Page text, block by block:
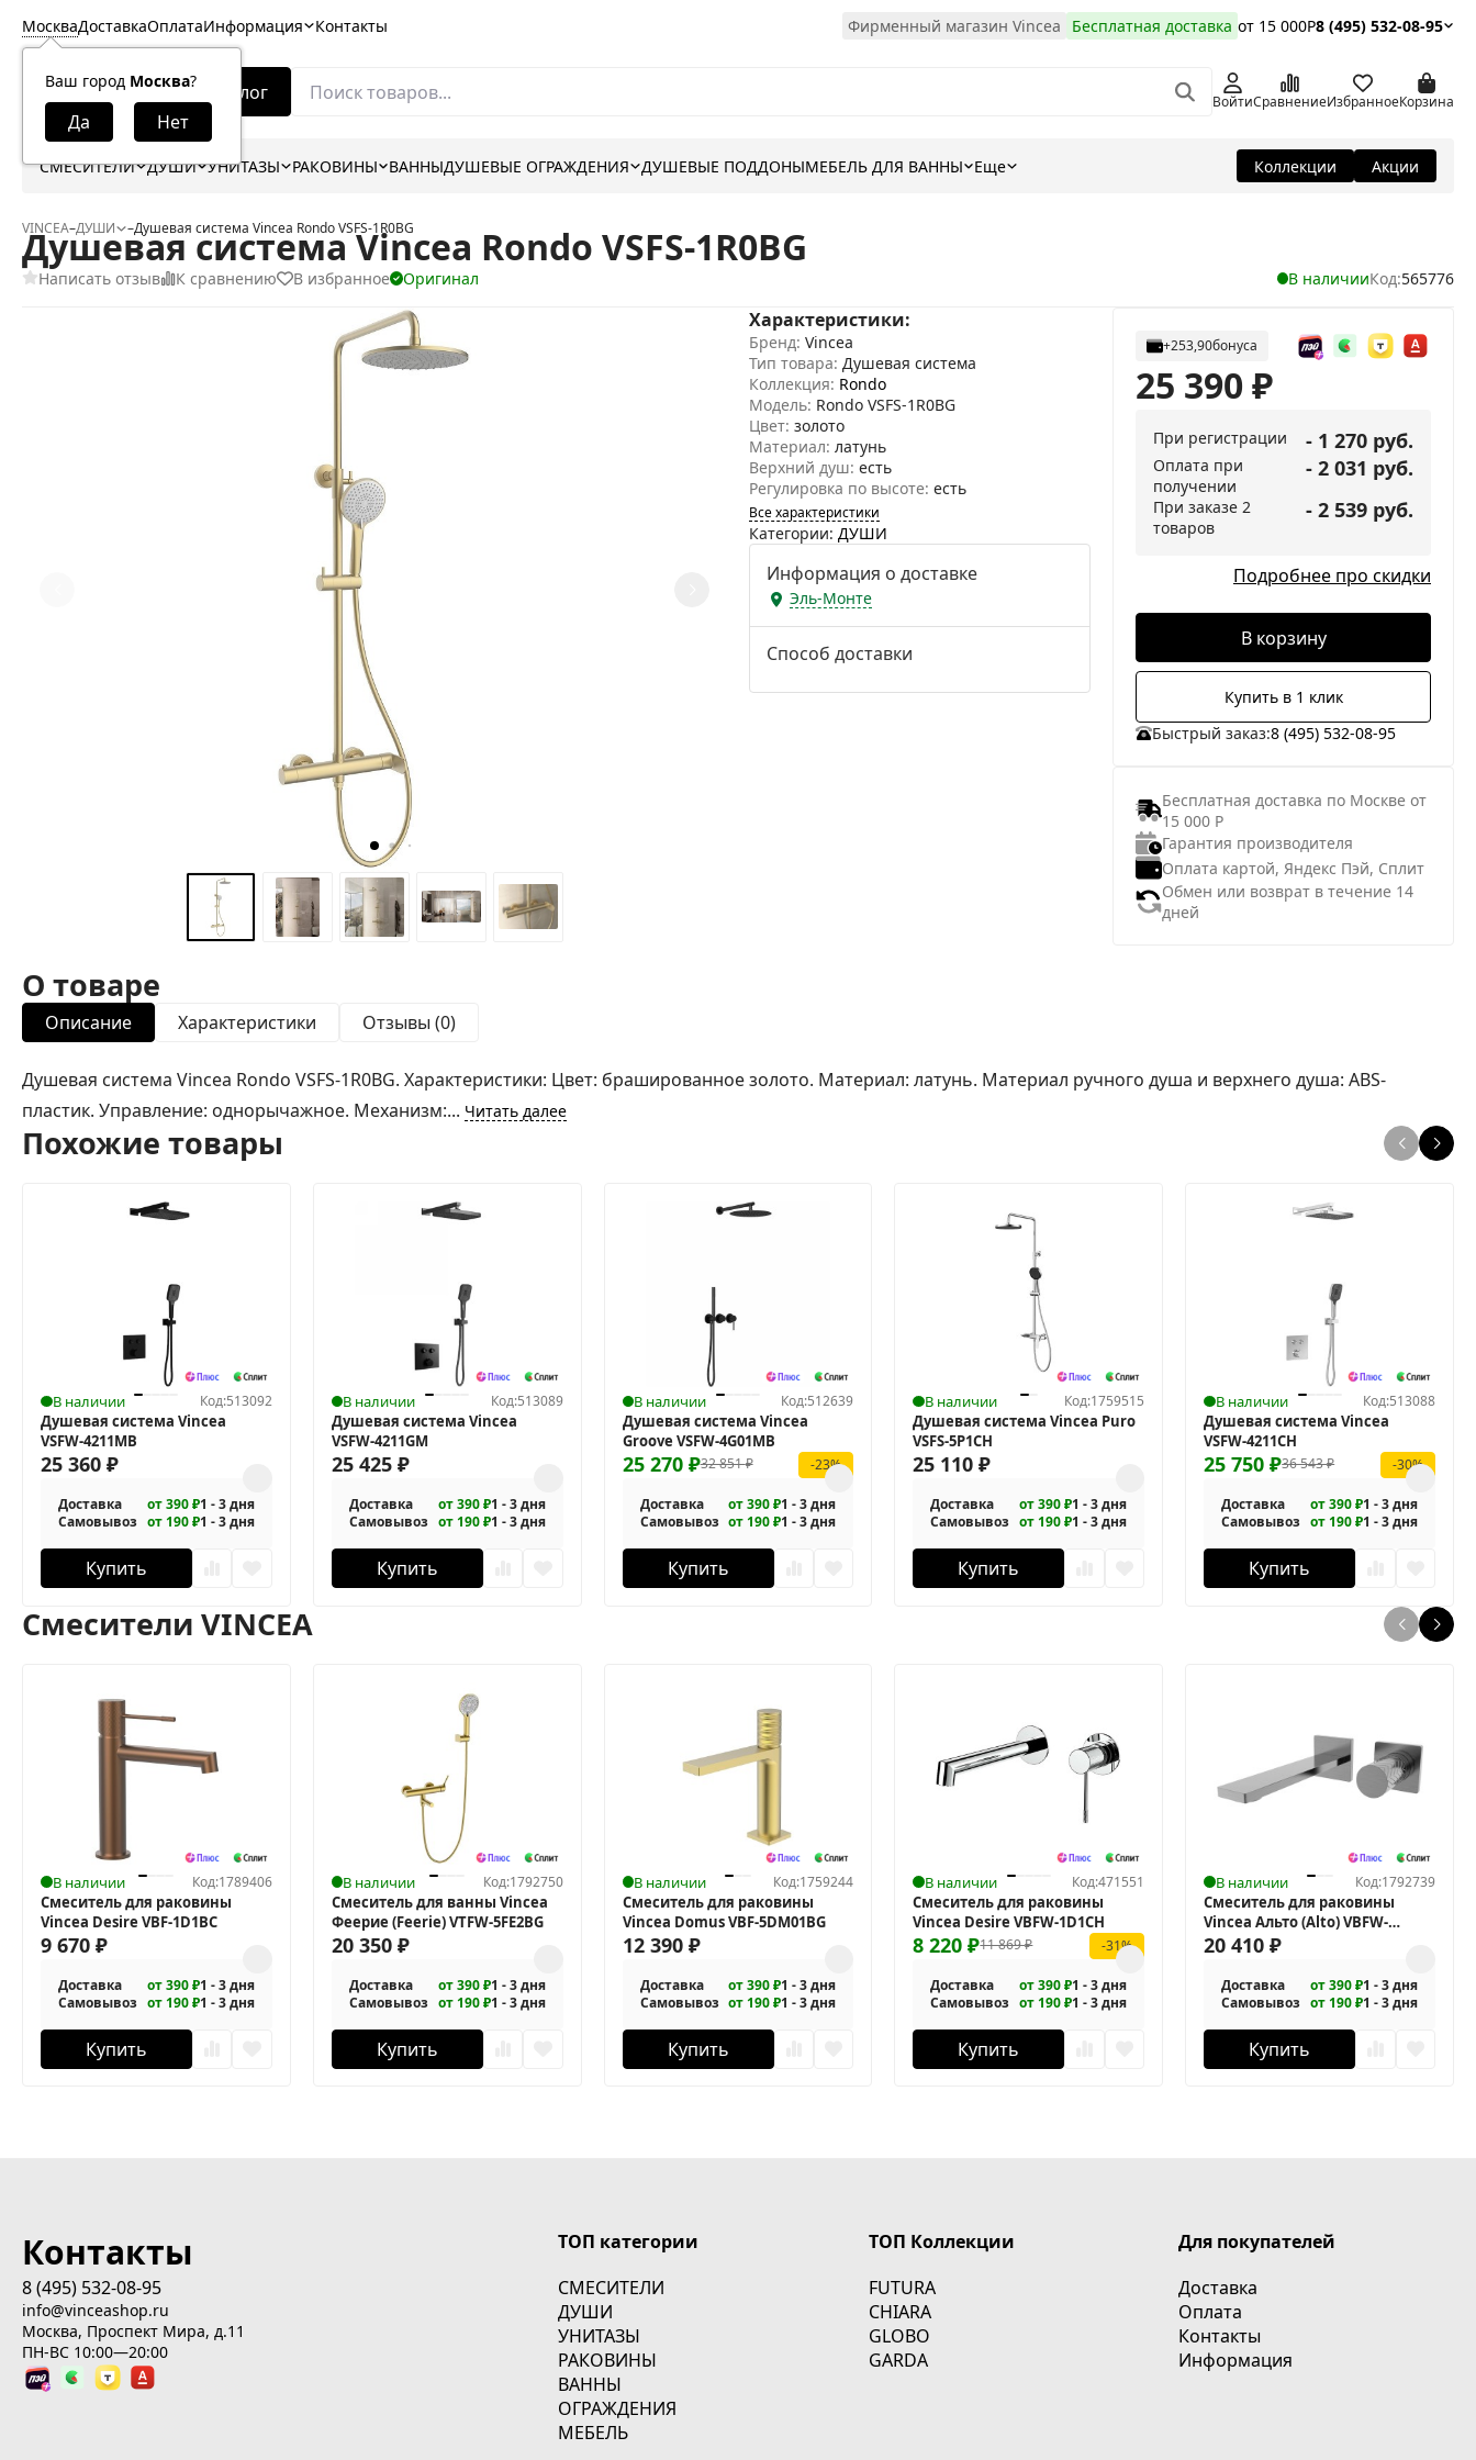
Москва
Ваш город Москва?
ДоставкаОплатаИнформация Контакты Фирменный магазин Vincea Бесплатная доставка от 15 000Р8 (495) 532-08-95
Каталог ВойтиСравнениеИзбранноеКорзина
СМЕСИТЕЛИ ДУШИ УНИТАЗЫ РАКОВИНЫ ВАННЫДУШЕВЫЕ ОГРАЖДЕНИЯ ДУШЕВЫЕ ПОДДОНЫМЕБЕЛЬ ДЛЯ ВАННЫ Еще Коллекции Акции
VINCEA–ДУШИ –Душевая система Vincea Rondo VSFS-1R0BG
Душевая система Vincea Rondo VSFS-1R0BG
Написать отзыв К сравнению В избранное Оригинал В наличииКод:565776
Характеристики:
Бренд: Vincea
Тип товара: Душевая система
Коллекция: Rondo
Модель: Rondo VSFS-1R0BG
Цвет: золото
Материал: латунь
Верхний душ: есть
Регулировка по высоте: есть
Все характеристики
Категории: ДУШИ
Информация о доставке
Эль-Монте
Способ доставки
+253,90бонуса
25 390₽
При регистрации - 1 270 руб.
Оплата при
получении
- 2 031 руб.
При заказе 2
товаров
- 2 539 руб.
Подробнее про скидки
В корзину
Купить в 1 клик
Быстрый заказ:8 (495) 532-08-95
Бесплатная доставка по Москве от
15 000 Р
Гарантия производителя
Оплата картой, Яндекс Пэй, Сплит
Обмен или возврат в течение 14
дней
О товаре
Описание Характеристики Отзывы (0)
Душевая система Vincea Rondo VSFS-1R0BG. Характеристики: Цвет: брашированное золото. Материал: латунь. Материал ручного душа и верхнего душа: ABS-
пластик. Управление: однорычажное. Механизм:... Читать далее
Похожие товары
В наличии Код:513092
Душевая система Vincea
VSFW-4211MB
25 360 ₽
Доставка от 390 ₽1 - 3 дня
Самовывоз от 190 ₽1 - 3 дня
Купить
В наличии Код:513089
Душевая система Vincea
VSFW-4211GM
25 425 ₽
Доставка от 390 ₽1 - 3 дня
Самовывоз от 190 ₽1 - 3 дня
Купить
В наличии Код:512639
Душевая система Vincea
Groove VSFW-4G01MB
32 851₽
25 270 ₽ -23%
Доставка от 390 ₽1 - 3 дня
Самовывоз от 190 ₽1 - 3 дня
Купить
В наличии Код:1759515
Душевая система Vincea Puro
VSFS-5P1CH
25 110₽
Доставка от 390 ₽1 - 3 дня
Самовывоз от 190 ₽1 - 3 дня
Купить
В наличии Код:513088
Душевая система Vincea
VSFW-4211CH
36 543₽
25 750₽ -30%
Доставка от 390 ₽1 - 3 дня
Самовывоз от 190 ₽1 - 3 дня
Купить
Смесители VINCEA
В наличии Код:1789406
Смеситель для раковины
Vincea Desire VBF-1D1BC
9 670 ₽
Доставка от 390 ₽1 - 3 дня
Самовывоз от 190 ₽1 - 3 дня
Купить
В наличии Код:1792750
Смеситель для ванны Vincea
Феерие (Feerie) VTFW-5FE2BG
20 350 ₽
Доставка от 390 ₽1 - 3 дня
Самовывоз от 190 ₽1 - 3 дня
Купить
В наличии Код:1759244
Смеситель для раковины
Vincea Domus VBF-5DM01BG
12 390 ₽
Доставка от 390 ₽1 - 3 дня
Самовывоз от 190 ₽1 - 3 дня
Купить
В наличии Код:471551
Смеситель для раковины
Vincea Desire VBFW-1D1CH
11 869₽
8 220₽ -31%
Доставка от 390 ₽1 - 3 дня
Самовывоз от 190 ₽1 - 3 дня
Купить
В наличии Код:1792739
Смеситель для раковины
Vincea Альто (Alto) VBFW-
6AL1GM
20 410₽
Доставка от 390 ₽1 - 3 дня
Самовывоз от 190 ₽1 - 3 дня
Купить
Контакты
8 (495) 532-08-95
info@vinceashop.ru
Москва, Проспект Мира, д.11
ПН-ВС 10:00—20:00
ТОП категории
СМЕСИТЕЛИ
ДУШИ
УНИТАЗЫ
РАКОВИНЫ
ВАННЫ
ОГРАЖДЕНИЯ
МЕБЕЛЬ
ТОП Коллекции
FUTURA
CHIARA
GLOBO
GARDA
Для покупателей
Доставка
Оплата
Контакты
Информация